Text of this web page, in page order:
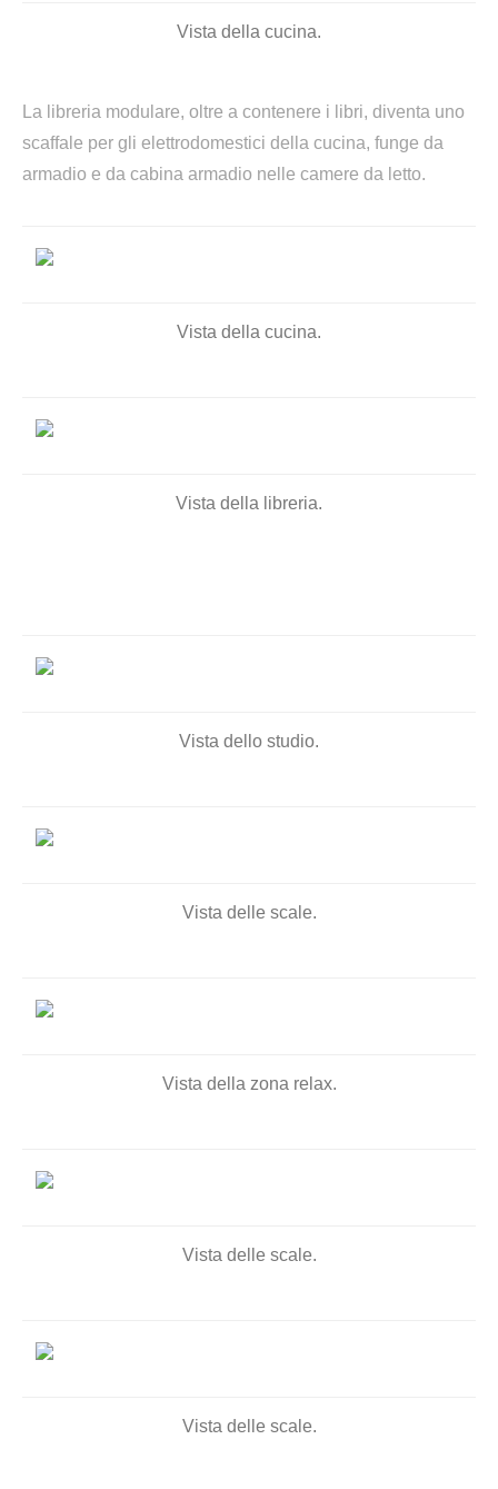
Vista della cucina.
La libreria modulare, oltre a contenere i libri, diventa uno
scaffale per gli elettrodomestici della cucina, funge da
armadio e da cabina armadio nelle camere da letto.
Vista della cucina.
Vista della libreria.
Vista dello studio.
Vista delle scale.
Vista della zona relax.
Vista delle scale.
Vista delle scale.